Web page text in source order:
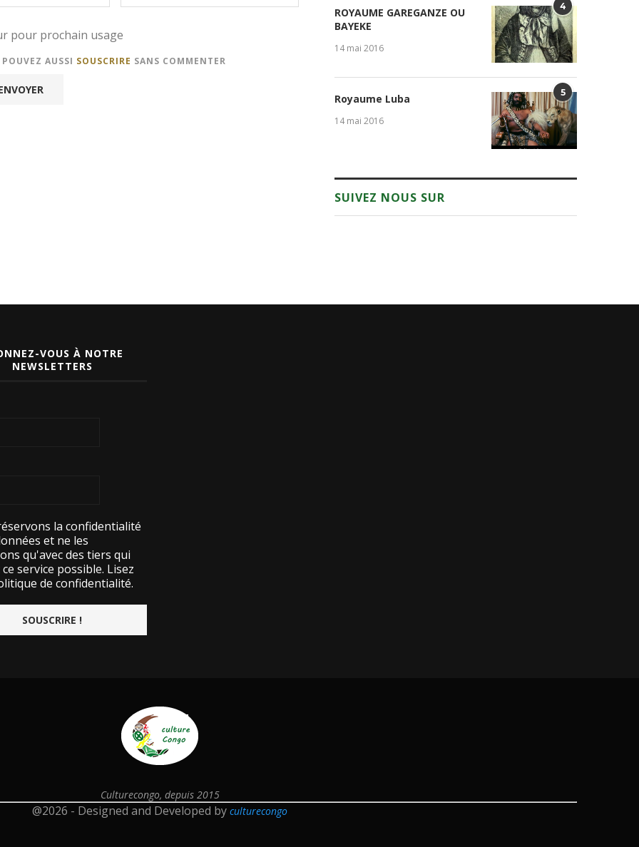
pour prochain usage
AUSSI SOUSCRIRE SANS COMMENTER
4
ROYAUME GAREGANZE OU
BAYEKE
14 mai 2016
5
Royaume Luba
14 mai 2016
SUIVEZ NOUS SUR
VOUS À NOTRE
NEWSLETTERS
la confidentialité
et ne les
qu'avec des tiers qui
service possible. Lisez
de confidentialité.
Culturecongo, depuis 2015
@2026 - Designed and Developed by culturecongo